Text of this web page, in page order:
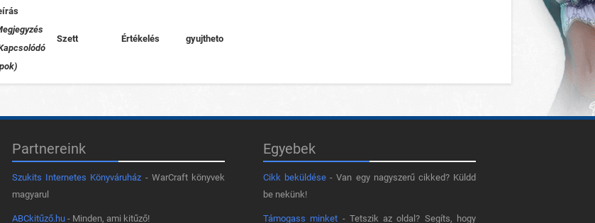
Szett Értékelés gyujtheto
Partnereink
Szukits Internetes Könyváruház - WarCraft könyvek
magyarul
ABCkitűző.hu - Minden, ami kitűző!
Egyebek
Cikk beküldése - Van egy nagyszerű cikked? Küldd
be nekünk!
Támogass minket - Tetszik az oldal? Segíts, hogy